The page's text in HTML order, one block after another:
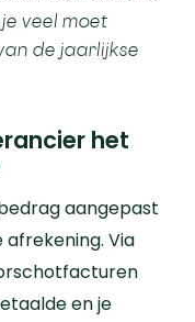
veel moet
de jaarlijkse
het
aangepast
Via
en je